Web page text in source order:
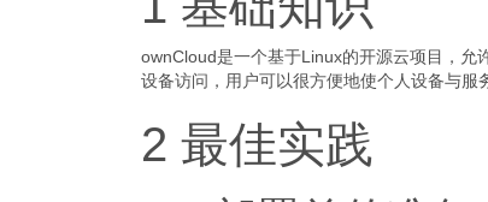
ownCloud是一个基于Linux的开源云项目，允
设备访问，用户可以很方便地使个人设备与服
2 最佳实践